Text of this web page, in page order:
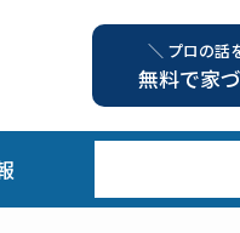
＼ プロの話
無料で家